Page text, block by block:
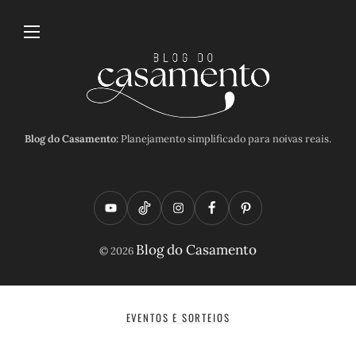
Blog do Casamento:Planejamento simplificado para noivas reais.
Y
o
t
T
i
t
o
I
n
t
a
F
a
e
b
P
i
t
© 2026 Blog do Casamento
EVENTOS E SORTEIOS